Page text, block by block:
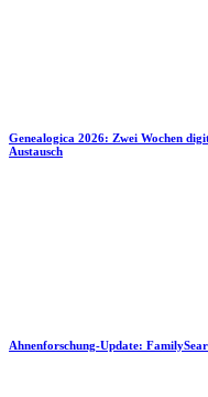
Genealogica 2026: Zwei Wochen
Austausch
Ahnenforschung-Update: